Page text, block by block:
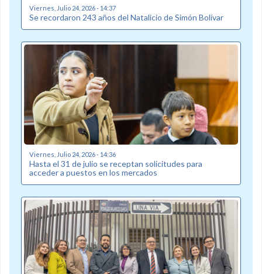
Viernes, Julio 24, 2026 - 14:37
Se recordaron 243 años del Natalicio de Simón Bolívar
Viernes, Julio 24, 2026 - 14:36
Hasta el 31 de julio se receptan solicitudes para
acceder a puestos en los mercados